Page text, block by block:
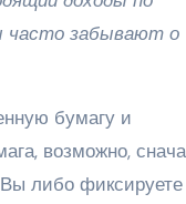
часто забывают о
бумагу и
возможно,
Вы либо фиксируете